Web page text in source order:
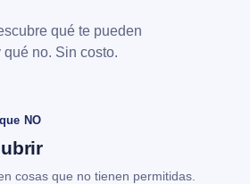
qué te pueden
no. Sin costo.
NO
cosas que no tienen permitidas.